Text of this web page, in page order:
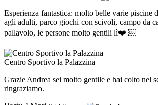
Esperienza fantastica: molto belle varie piscine
agli adulti, parco giochi con scivoli, campo da
pallavolo, le persone molto gentili lì❤️ ￼
Centro Sportivo la Palazzina
Grazie Andrea sei molto gentile e hai colto nel
ringraziamo.